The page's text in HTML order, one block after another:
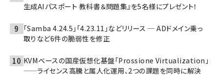
生成AIパスポート 教科書＆問題集』を5名様にプレゼント！
「Samba 4.24.5」「4.23.11」などリリース ─ ADドメイン乗っ
取りなど6件の脆弱性を修正
KVMベースの国産仮想化基盤「Prossione Virtualization」
——ライセンス高騰と属人化運用、2つの課題を同時に解決